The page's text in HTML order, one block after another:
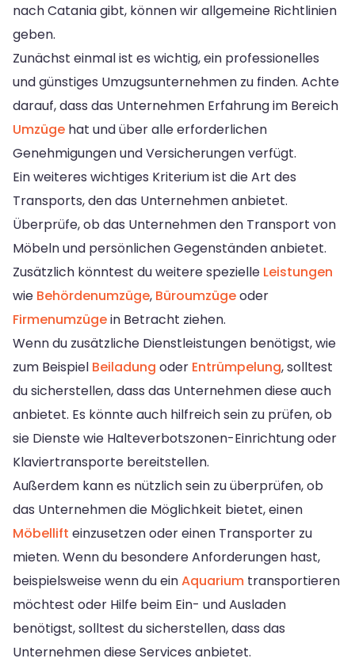
nach Catania gibt, können wir allgemeine Richtlinien
geben.
Zunächst einmal ist es wichtig, ein professionelles
und günstiges Umzugsunternehmen zu finden. Achte
darauf, dass das Unternehmen Erfahrung im Bereich
Umzüge hat und über alle erforderlichen
Genehmigungen und Versicherungen verfügt.
Ein weiteres wichtiges Kriterium ist die Art des
Transports, den das Unternehmen anbietet.
Überprüfe, ob das Unternehmen den Transport von
Möbeln und persönlichen Gegenständen anbietet.
Zusätzlich könntest du weitere spezielle Leistungen
wie Behördenumzüge, Büroumzügeoder
Firmenumzügein Betracht ziehen.
Wenn du zusätzliche Dienstleistungen benötigst, wie
zum Beispiel Beiladung oder Entrümpelung, solltest
du sicherstellen, dass das Unternehmen diese auch
anbietet. Es könnte auch hilfreich sein zu prüfen, ob
sie Dienste wie Halteverbotszonen-Einrichtung oder
Klaviertransporte bereitstellen.
Außerdem kann es nützlich sein zu überprüfen, ob
das Unternehmen die Möglichkeit bietet, einen
Möbellift einzusetzen oder einen Transporter zu
mieten. Wenn du besondere Anforderungen hast,
beispielsweise wenn du einAquarium transportieren
möchtest oder Hilfe beim Ein- und Ausladen
benötigst, solltest du sicherstellen, dass das
Unternehmen diese Services anbietet.